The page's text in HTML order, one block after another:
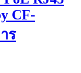
CF-
ร